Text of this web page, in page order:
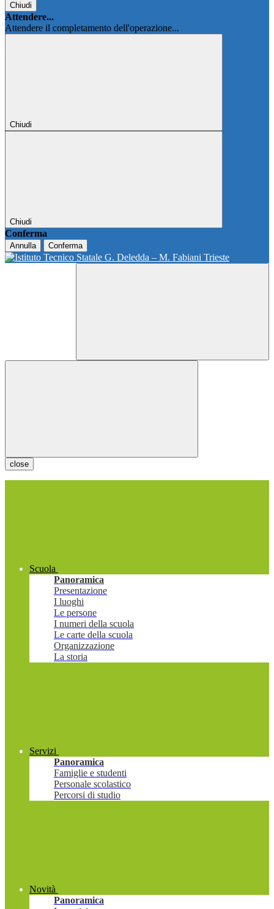
Chiudi
Attendere...
Attendere il completamento dell'operazione...
Chiudi
Chiudi
Conferma
Annulla Conferma
close
Scuola
Panoramica
Presentazione
I luoghi
Le persone
I numeri della scuola
Le carte della scuola
Organizzazione
La storia
Servizi
Panoramica
Famiglie e studenti
Personale scolastico
Percorsi di studio
Novità
Panoramica